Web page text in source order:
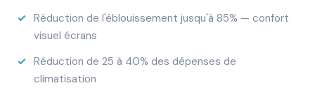
Réduction de l'éblouissement jusqu'à 85% — confort
visuel écrans
Réduction de 25 à 40% des dépenses de
climatisation